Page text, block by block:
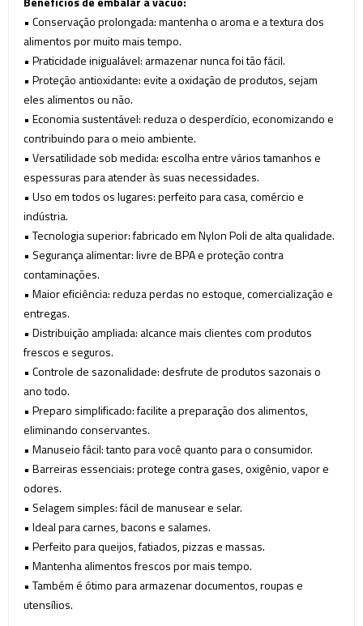
• Conservação prolongada: mantenha o aroma e a textura dos
alimentos por muito mais tempo.
• Praticidade inigualável: armazenar nunca foi tão fácil.
• Proteção antioxidante: evite a oxidação de produtos, sejam
eles alimentos ou não.
• Economia sustentável: reduza o desperdício, economizando e
contribuindo para o meio ambiente.
• Versatilidade sob medida: escolha entre vários tamanhos e
espessuras para atender às suas necessidades.
• Uso em todos os lugares: perfeito para casa, comércio e
indústria.
• Tecnologia superior: fabricado em Nylon Poli de alta qualidade.
• Segurança alimentar: livre de BPA e proteção contra
contaminações.
• Maior eficiência: reduza perdas no estoque, comercialização e
entregas.
• Distribuição ampliada: alcance mais clientes com produtos
frescos e seguros.
• Controle de sazonalidade: desfrute de produtos sazonais o
ano todo.
• Preparo simplificado: facilite a preparação dos alimentos,
eliminando conservantes.
• Manuseio fácil: tanto para você quanto para o consumidor.
• Barreiras essenciais: protege contra gases, oxigênio, vapor e
odores.
• Selagem simples: fácil de manusear e selar.
• Ideal para carnes, bacons e salames.
• Perfeito para queijos, fatiados, pizzas e massas.
• Mantenha alimentos frescos por mais tempo.
• Também é ótimo para armazenar documentos, roupas e
utensílios.